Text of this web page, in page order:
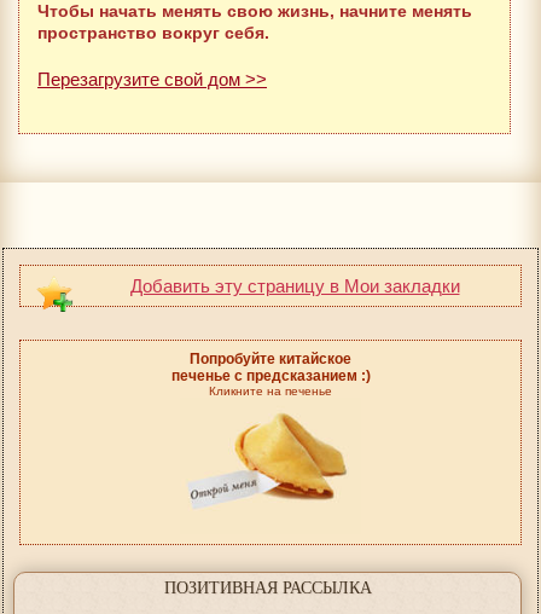
Чтобы начать менять свою жизнь, начните менять
пространство вокруг себя.
Перезагрузите свой дом >>
Добавить эту страницу в Мои закладки
Попробуйте китайское
печенье с предсказанием :)
Кликните на печенье
ПОЗИТИВНАЯ РАССЫЛКА